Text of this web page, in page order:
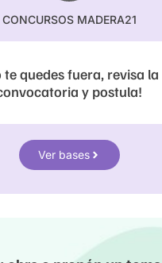
CONCURSOS MADERA21
te quedes fuera, revisa la
y postula!
Ver bases